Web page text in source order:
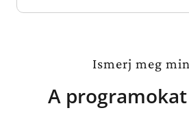
Ismerj meg
A